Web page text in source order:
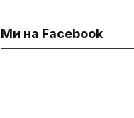
Ми на Facebook